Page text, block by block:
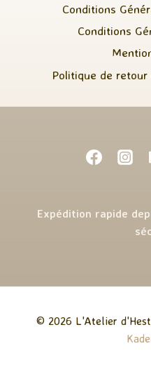
Conditions
Conditions
Politique de
Expédition rapide
© 2026 L'Atelier